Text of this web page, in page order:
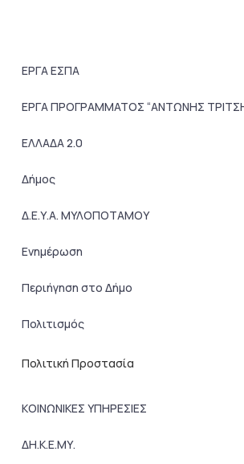
ΕΡΓΑ ΕΣΠΑ
ΕΡΓΑ ΠΡΟΓΡΑΜΜΑΤΟΣ “ΑΝΤΩΝΗΣ
ΕΛΛΑΔΑ 2.0
Δήμος
Δ.Ε.Υ.Α. ΜΥΛΟΠΟΤΑΜΟΥ
Ενημέρωση
Περιήγηση στο Δήμο
Πολιτισμός
Πολιτική Προστασία
ΚΟΙΝΩΝΙΚΕΣ ΥΠΗΡΕΣΙΕΣ
ΔΗ.Κ.Ε.ΜΥ.